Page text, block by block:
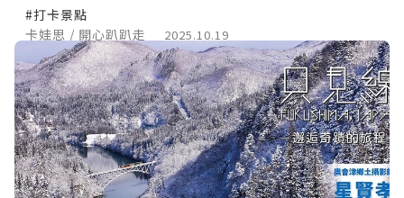
#打卡景點
卡娃思 / 開心趴趴走
2025.10.19